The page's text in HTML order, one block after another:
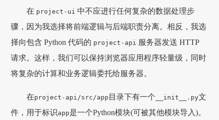
在 project-ui 中不应进行任何复杂的数据处理步
骤，因为我选择将前端逻辑与后端职责分离。相反，我选
择向包含 Python 代码的 project-api 服务器发送 HTTP
请求。这样，我们可以保持浏览器应用程序轻量级，同时
将复杂的计算和业务逻辑委托给服务器。
在project-api/src/app 目录下有一个 __init__.py文
件，用于标识app是一个Python模块(可被其他模块导入)。